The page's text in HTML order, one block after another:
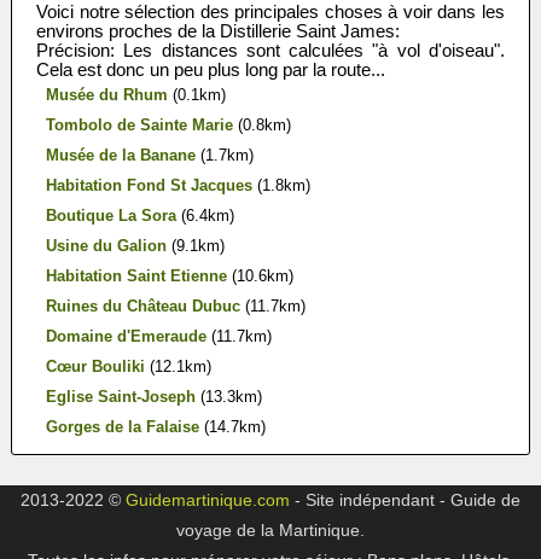
Voici notre sélection des principales choses à voir dans les
environs proches de la Distillerie Saint James:
Précision: Les distances sont calculées "à vol d'oiseau".
Cela est donc un peu plus long par la route...
Musée du Rhum (0.1km)
Tombolo de Sainte Marie (0.8km)
Musée de la Banane (1.7km)
Habitation Fond St Jacques (1.8km)
Boutique La Sora (6.4km)
Usine du Galion (9.1km)
Habitation Saint Etienne (10.6km)
Ruines du Château Dubuc (11.7km)
Domaine d'Emeraude (11.7km)
Cœur Bouliki (12.1km)
Eglise Saint-Joseph (13.3km)
Gorges de la Falaise (14.7km)
2013-2022 © Guidemartinique.com - Site indépendant - Guide de
voyage de la Martinique.